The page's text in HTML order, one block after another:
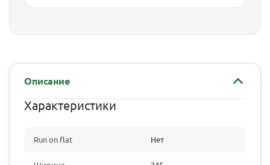
Описание
Характеристики
Run on flat Нет